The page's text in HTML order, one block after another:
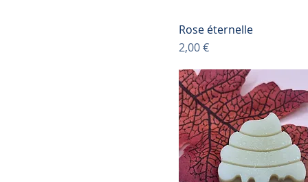
Rose éternelle
Prix
2,00 €